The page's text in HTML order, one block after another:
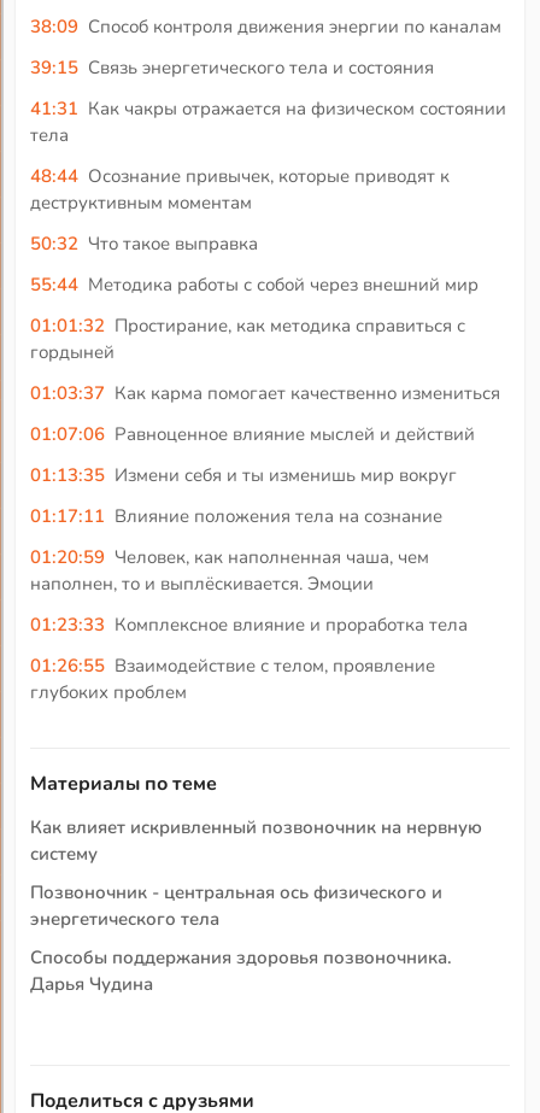
38:09 Способ контроля движения энергии по каналам
39:15 Связь энергетического тела и состояния
41:31 Как чакры отражается на физическом состоянии
тела
48:44 Осознание привычек, которые приводят к
деструктивным моментам
50:32 Что такое выправка
55:44 Методика работы с собой через внешний мир
01:01:32 Простирание, как методика справиться с
гордыней
01:03:37 Как карма помогает качественно измениться
01:07:06 Равноценное влияние мыслей и действий
01:13:35 Измени себя и ты изменишь мир вокруг
01:17:11 Влияние положения тела на сознание
01:20:59 Человек, как наполненная чаша, чем
наполнен, то и выплёскивается. Эмоции
01:23:33 Комплексное влияние и проработка тела
01:26:55 Взаимодействие с телом, проявление
глубоких проблем
Материалы по теме
Как влияет искривленный позвоночник на нервную
систему
Позвоночник - центральная ось физического и
энергетического тела
Способы поддержания здоровья позвоночника.
Дарья Чудина
Поделиться с друзьями